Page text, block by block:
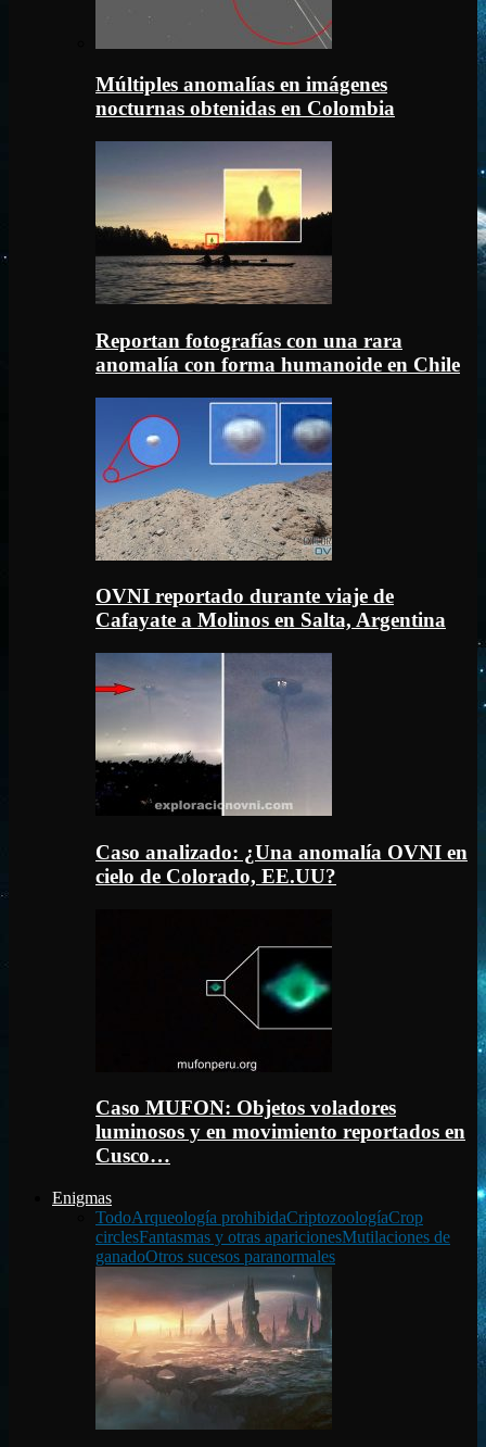
Múltiples anomalías en imágenes
nocturnas obtenidas en Colombia
Reportan fotografías con una rara
anomalía con forma humanoide en Chile
OVNI reportado durante viaje de
Cafayate a Molinos en Salta, Argentina
Caso analizado: ¿Una anomalía OVNI en
cielo de Colorado, EE.UU?
Caso MUFON: Objetos voladores
luminosos y en movimiento reportados en
Cusco…
Enigmas
TodoArqueología prohibidaCriptozoologíaCrop
circlesFantasmas y otras aparicionesMutilaciones de
ganadoOtros sucesos paranormales